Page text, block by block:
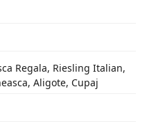
Regala, Riesling Italian,
Aligote, Cupaj